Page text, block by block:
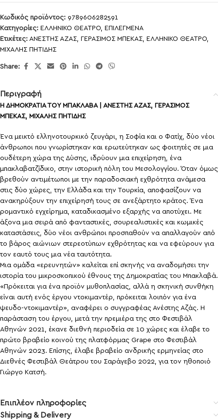
Κωδικός προϊόντος: 9789606282591
Κατηγορίες: ΕΛΛΗΝΙΚΟ ΘΕΑΤΡΟ, ΕΠΙΛΕΓΜΕΝΑ
Ετικέτες: ΑΝΕΣΤΗΣ ΑΖΑΣ, ΓΕΡΑΣΙΜΟΣ ΜΠΕΚΑΣ, ΕΛΛΗΝΙΚΟ ΘΕΑΤΡΟ,
ΜΙΧΑΛΗΣ ΠΗΤΙΔΗΣ
Share:
Περιγραφή
Η ΔΗΜΟΚΡΑΤΙΑ ΤΟΥ ΜΠΑΚΛΑΒΑ | ΑΝΕΣΤΗΣ ΑΖΑΣ, ΓΕΡΑΣΙΜΟΣ
ΜΠΕΚΑΣ, ΜΙΧΑΛΗΣ ΠΗΤΙΔΗΣ
Ένα μεικτό ελληνοτουρκικό ζευγάρι, η Σοφία και ο Φατίχ, δύο νέοι
άνθρωποι που γνωρίστηκαν και ερωτεύτηκαν ως φοιτητές σε μια
ουδέτερη χώρα της Δύσης, ιδρύουν μια επιχείρηση, ένα
μπακλαβατζίδικο, στην ιστορική πόλη του Μεσολογγίου. Όταν όμως
βρεθούν αντιμέτωποι με την παραδοσιακή εχθρότητα ανάμεσα
στις δύο χώρες, την Ελλάδα και την Τουρκία, αποφασίζουν να
ανακηρύξουν την επιχείρησή τους σε ανεξάρτητο κράτος. Ένα
ρομαντικό εγχείρημα, καταδικασμένο εξαρχής να αποτύχει. Με
άξονα μια σειρά από φανταστικές, σουρεαλιστικές και κωμικές
καταστάσεις, δύο νέοι ανθρώποι προσπαθούν να απαλλαγούν από
το βάρος αιώνιων στερεοτύπων εχθρότητας και να εφεύρουν για
τον εαυτό τους μια νέα ταυτότητα.
Μια ομάδα «ερευνητών» καλείται επί σκηνής να αναδομήσει την
ιστορία του μικροσκοπικού έθνους της Δημοκρατίας του Μπακλαβά.
«Πρόκειται για ένα προϊόν μυθοπλασίας, αλλά η σκηνική συνθήκη
είναι αυτή ενός έργου ντοκιμαντέρ, πρόκειται λοιπόν για ένα
ψευδο-ντοκιμαντέρ», αναφέρει ο συγγραφέας Ανέστης Αζάς. Η
παράσταση του έργου, μετά την πρεμιέρα της στο Φεστιβάλ
Αθηνών 2021, έκανε διεθνή περιοδεία σε 10 χώρες και έλαβε το
πρώτο βραβείο κοινού της πλατφόρμας Grape στο Φεστιβάλ
Αθηνών 2023. Επίσης, έλαβε βραβείο ανδρικής ερμηνείας στο
Διεθνές Φεστιβάλ Θεάτρου του Σαράγεβο 2022, για τον ηθοποιό
Γιώργο Κατσή.
Επιπλέον πληροφορίες
Shipping & Delivery